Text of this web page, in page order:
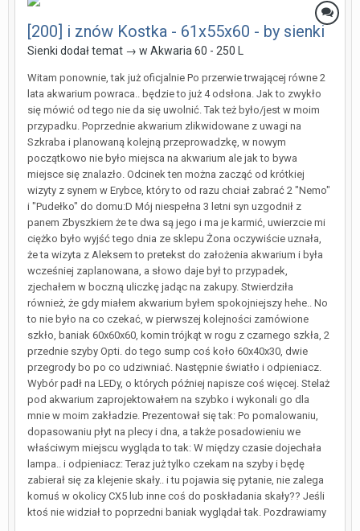
[200] i znów Kostka - 61x55x60 - by sienki
Sienki dodał temat → w Akwaria 60 - 250 L
Witam ponownie, tak już oficjalnie Po przerwie trwającej równe 2
lata akwarium powraca.. będzie to już 4 odsłona. Jak to zwykło
się mówić od tego nie da się uwolnić. Tak też było/jest w moim
przypadku. Poprzednie akwarium zlikwidowane z uwagi na
Szkraba i planowaną kolejną przeprowadzkę, w nowym
początkowo nie było miejsca na akwarium ale jak to bywa
miejsce się znalazło. Odcinek ten można zacząć od krótkiej
wizyty z synem w Erybce, który to od razu chciał zabrać 2 "Nemo"
i "Pudełko" do domu:D Mój niespełna 3 letni syn uzgodnił z
panem Zbyszkiem że te dwa są jego i ma je karmić, uwierzcie mi
ciężko było wyjść tego dnia ze sklepu Żona oczywiście uznała,
że ta wizyta z Aleksem to pretekst do założenia akwarium i była
wcześniej zaplanowana, a słowo daje był to przypadek,
zjechałem w boczną uliczkę jadąc na zakupy. Stwierdziła
również, że gdy miałem akwarium byłem spokojniejszy hehe.. No
to nie było na co czekać, w pierwszej kolejności zamówione
szkło, baniak 60x60x60, komin trójkąt w rogu z czarnego szkła, 2
przednie szyby Opti. do tego sump coś koło 60x40x30, dwie
przegrody bo po co udziwniać. Następnie światło i odpieniacz.
Wybór padł na LEDy, o których później napisze coś więcej. Stelaż
pod akwarium zaprojektowałem na szybko i wykonali go dla
mnie w moim zakładzie. Prezentował się tak: Po pomalowaniu,
dopasowaniu płyt na plecy i dna, a także posadowieniu we
właściwym miejscu wygląda to tak: W między czasie dojechała
lampa.. i odpieniacz: Teraz już tylko czekam na szyby i będę
zabierał się za klejenie skały.. i tu pojawia się pytanie, nie zalega
komuś w okolicy CX5 lub inne coś do poskładania skały?? Jeśli
ktoś nie widział to poprzedni baniak wyglądał tak. Pozdrawiamy